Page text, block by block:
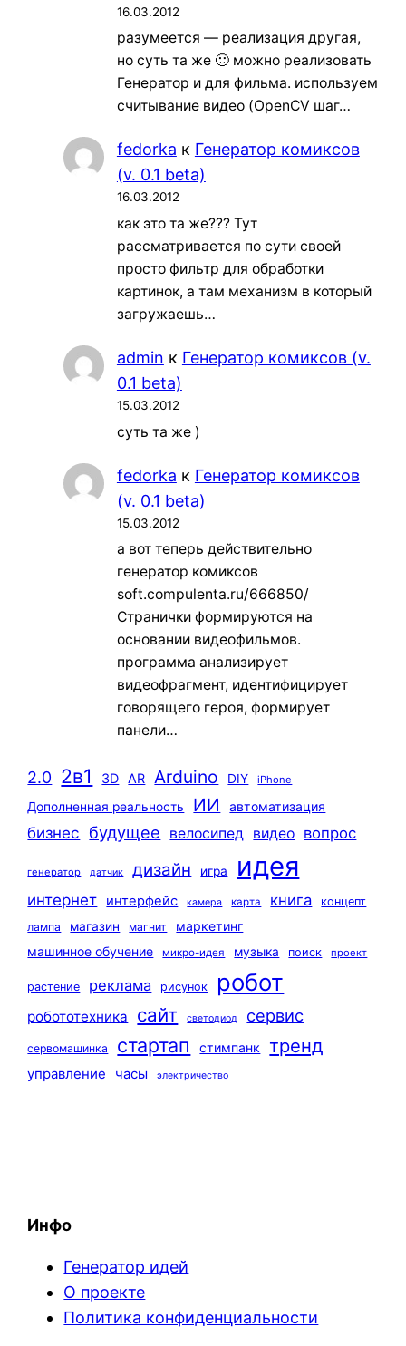
16.03.2012
разумеется — реализация другая,
но суть та же 🙂 можно реализовать
Генератор и для фильма. используем
считывание видео (OpenCV шаг…
fedorka к Генератор комиксов
(v. 0.1 beta)
16.03.2012
как это та же??? Тут
рассматривается по сути своей
просто фильтр для обработки
картинок, а там механизм в который
загружаешь…
admin к Генератор комиксов (v.
0.1 beta)
15.03.2012
суть та же )
fedorka к Генератор комиксов
(v. 0.1 beta)
15.03.2012
а вот теперь действительно
генератор комиксов
soft.compulenta.ru/666850/
Странички формируются на
основании видеофильмов.
программа анализирует
видеофрагмент, идентифицирует
говорящего героя, формирует
панели…
2.0 2в1 3D AR Arduino DIY iPhone
Дополненная реальность ИИ автоматизация
бизнес будущее велосипед видео вопрос
генератор датчик дизайн игра идея
интернет интерфейс камера карта книга
концепт
лампа
магазин магнит
маркетинг
машинное обучение
микро-идея музыка поиск проект
растение реклама рисунок робот
робототехника сайт светодиод сервис
сервомашинка стартап стимпанк тренд
управление часы электричество
Инфо
Генератор идей
О проекте
Политика конфиденциальности